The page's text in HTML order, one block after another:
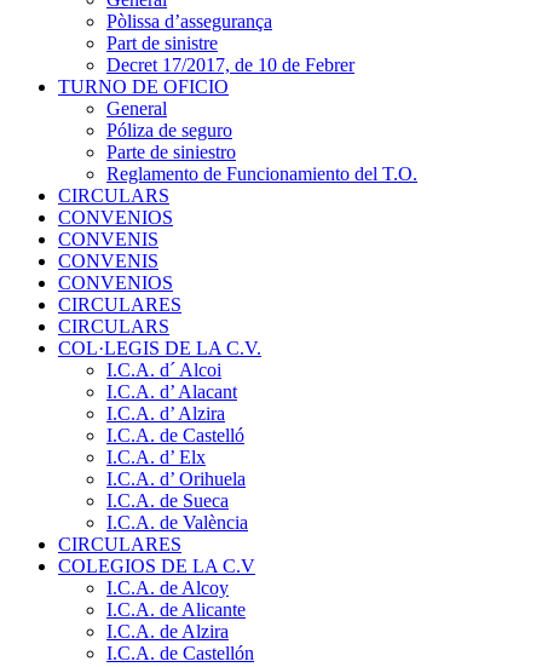
Pòlissa d’assegurança
Part de sinistre
Decret 17/2017, de 10 de Febrer
TURNO DE OFICIO
General
Póliza de seguro
Parte de siniestro
Reglamento de Funcionamiento del T.O.
CIRCULARS
CONVENIOS
CONVENIS
CONVENIS
CONVENIOS
CIRCULARES
CIRCULARS
COL·LEGIS DE LA C.V.
I.C.A. d´ Alcoi
I.C.A. d’ Alacant
I.C.A. d’ Alzira
I.C.A. de Castelló
I.C.A. d’ Elx
I.C.A. d’ Orihuela
I.C.A. de Sueca
I.C.A. de València
CIRCULARES
COLEGIOS DE LA C.V
I.C.A. de Alcoy
I.C.A. de Alicante
I.C.A. de Alzira
I.C.A. de Castellón